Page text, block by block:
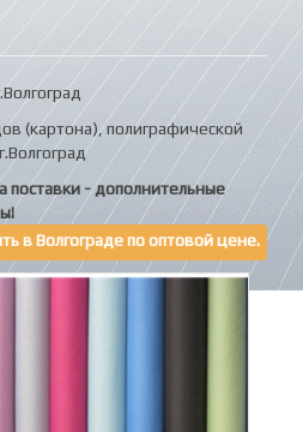
(картона), полиграфической
поставки - дополнительные
в Волгограде по оптовой цене.